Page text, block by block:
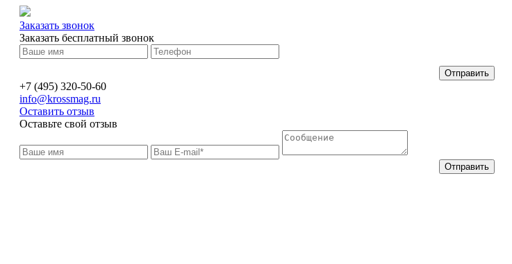
Заказать звонок
Заказать бесплатный звонок
+7 (495) 320-50-60
info@krossmag.ru
Оставить отзыв
Оставьте свой отзыв